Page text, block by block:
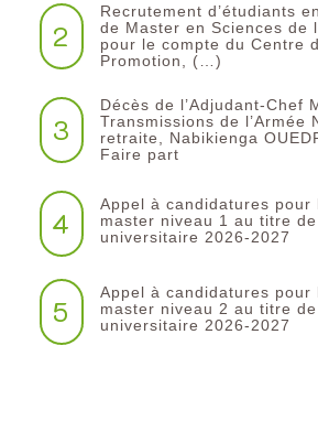
2
Recrutement d’étudiants
de Master en Sciences de
pour le compte du Centre
Promotion, (…)
3
Décès de l’Adjudant-Chef
Transmissions de l’Armée
retraite, Nabikienga
Faire part
4
Appel à candidatures pour
master niveau 1 au titre de
universitaire 2026-2027
5
Appel à candidatures pour
master niveau 2 au titre de
universitaire 2026-2027